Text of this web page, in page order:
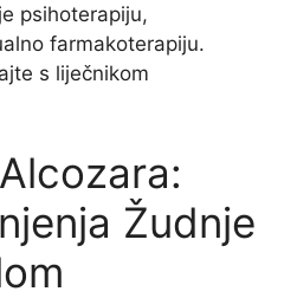
psihoterapiju,
farmakoterapiju.
s liječnikom
Žudnje